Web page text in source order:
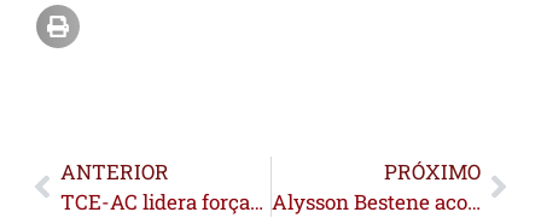
ANTERIOR
TCE-AC lidera força-tarefa para chegar a comunidade isolada na Reserva Extrativista Chico Mendes
PRÓXIMO
Alysson Bestene acompanha Campeonato de Pesca e anuncia inclusão do evento no calendário oficial de Rio Branco